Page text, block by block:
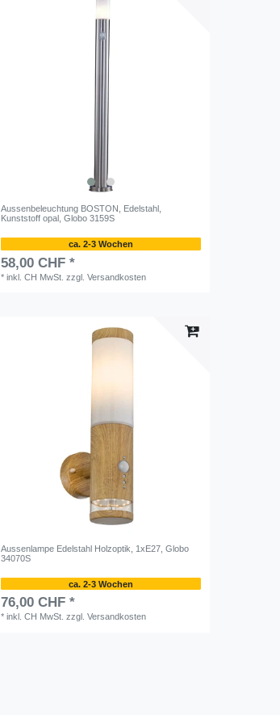
Aussenbeleuchtung BOSTON, Edelstahl,
Kunststoff opal, Globo 3159S
ca. 2-3 Wochen
58,00 CHF *
*inkl. CH MwSt. zzgl.Versandkosten
Aussenlampe Edelstahl Holzoptik, 1xE27, Globo
34070S
ca. 2-3 Wochen
76,00 CHF *
*inkl. CH MwSt. zzgl.Versandkosten